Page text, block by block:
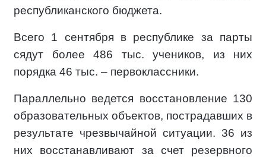
республиканского бюджета.
Всего 1 сентября в республике за парты
сядут более 486 тыс. учеников, из них
порядка 46 тыс. – первоклассники.
Параллельно ведется восстановление 130
образовательных объектов, пострадавших в
результате чрезвычайной ситуации. 36 из
них восстанавливают за счет резервного